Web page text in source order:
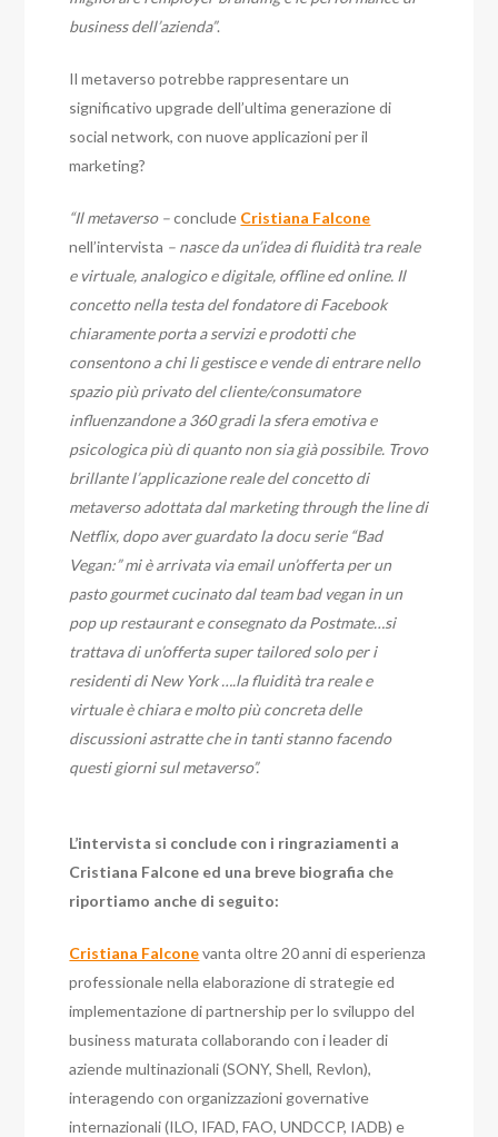
business dell’azienda”.
Il metaverso potrebbe rappresentare un
significativo upgrade dell’ultima generazione di
social network, con nuove applicazioni per il
marketing?
“Il metaverso –conclude Cristiana Falcone
nell’intervista – nasce da un’idea di fluidità tra reale
e virtuale, analogico e digitale, offline ed online. Il
concetto nella testa del fondatore di Facebook
chiaramente porta a servizi e prodotti che
consentono a chi li gestisce e vende di entrare nello
spazio più privato del cliente/consumatore
influenzandone a 360 gradi la sfera emotiva e
psicologica più di quanto non sia già possibile. Trovo
brillante l’applicazione reale del concetto di
metaverso adottata dal marketing through the line di
Netflix, dopo aver guardato la docu serie “Bad
Vegan:” mi è arrivata via email un’offerta per un
pasto gourmet cucinato dal team bad vegan in un
pop up restaurant e consegnato da Postmate…si
trattava di un’offerta super tailored solo per i
residenti di New York ….la fluidità tra reale e
virtuale è chiara e molto più concreta delle
discussioni astratte che in tanti stanno facendo
questi giorni sul metaverso”.
L’intervista si conclude con i ringraziamenti a
Cristiana Falcone ed una breve biografia che
riportiamo anche di seguito:
Cristiana Falconevanta oltre 20 anni di esperienza
professionale nella elaborazione di strategie ed
implementazione di partnership per lo sviluppo del
business maturata collaborando con i leader di
aziende multinazionali (SONY, Shell, Revlon),
interagendo con organizzazioni governative
internazionali (ILO, IFAD, FAO, UNDCCP, IADB) e